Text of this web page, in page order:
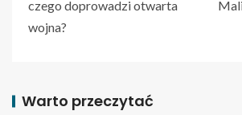
czego doprowadzi otwarta
wojna?
Warto przeczytać